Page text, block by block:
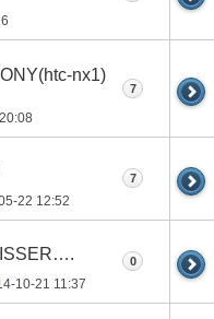
nx1)
20:08
7
22 12:52
7
10-21 11:37
0